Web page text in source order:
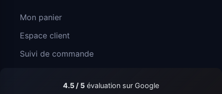
Mon panier
Espace client
Suivi de commande
4.5 / 5 évaluation sur Google